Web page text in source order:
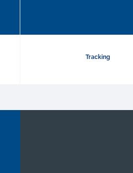
Tracking